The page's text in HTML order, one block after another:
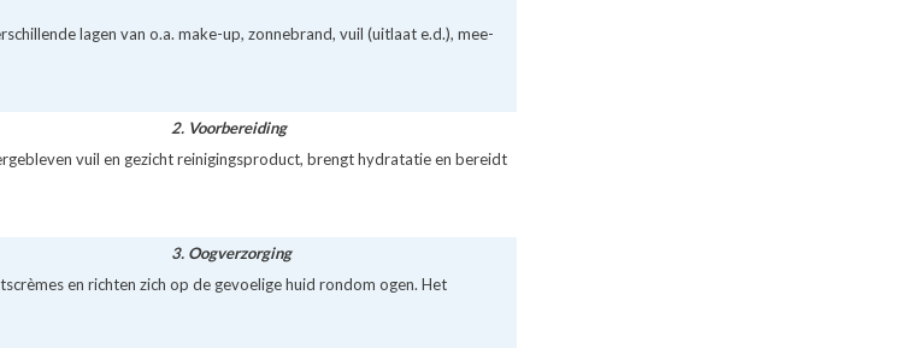
lagen van o.a. make-up, zonnebrand, vuil (uitlaat e.d.), mee-
2. Voorbereiding
vuil en gezicht reinigingsproduct, brengt hydratatie en bereidt
3. Oogverzorging
en richten zich op de gevoelige huid rondom ogen. Het